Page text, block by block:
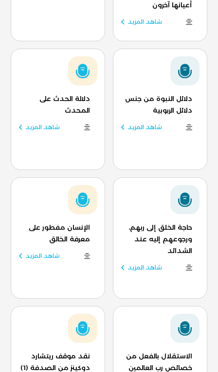
أعيانها آخرون
شاهد المزيد
دلائل النبوة من جنس
دلائل الربوبية
شاهد المزيد
دلالة الحدث على
المحدث
شاهد المزيد
حاجة الخلق إلى ربهم،
ورجوعهم إليه عند
الشدائد
شاهد المزيد
الإنسان مفطور على
معرفة الخالق
شاهد المزيد
الاستقلال بالفعل من
خصائص رب العالمين
نقد موقف ريتشارد
دوكينز من الصدفة (1)